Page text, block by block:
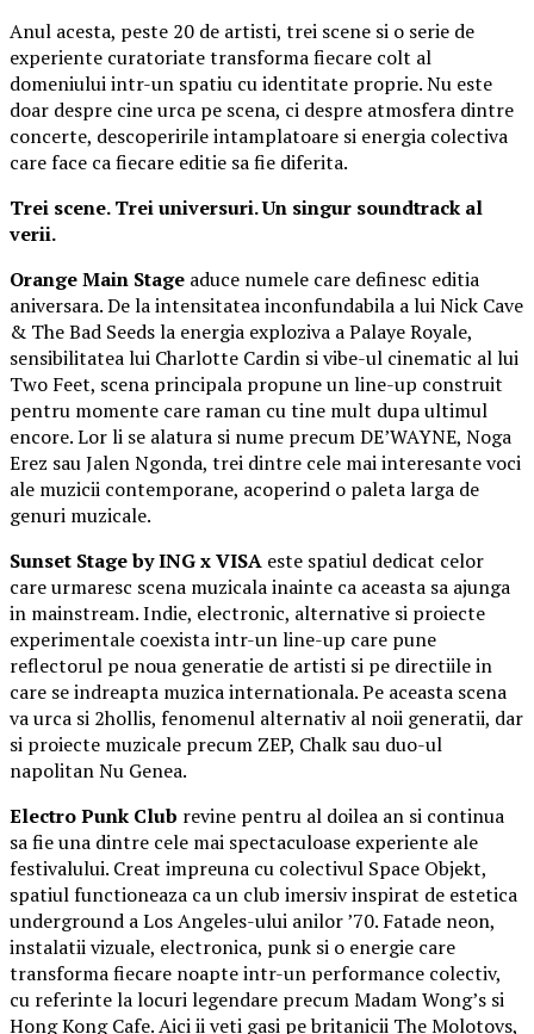
Anul acesta, peste 20 de artisti, trei scene si o serie de
experiente curatoriate transforma fiecare colt al
domeniului intr-un spatiu cu identitate proprie. Nu este
doar despre cine urca pe scena, ci despre atmosfera dintre
concerte, descoperirile intamplatoare si energia colectiva
care face ca fiecare editie sa fie diferita.
Trei scene. Trei universuri. Un singur soundtrack al
verii.
Orange Main Stage aduce numele care definesc editia
aniversara. De la intensitatea inconfundabila a lui Nick Cave
& The Bad Seeds la energia exploziva a Palaye Royale,
sensibilitatea lui Charlotte Cardin si vibe-ul cinematic al lui
Two Feet, scena principala propune un line-up construit
pentru momente care raman cu tine mult dupa ultimul
encore. Lor li se alatura si nume precum DE’WAYNE, Noga
Erez sau Jalen Ngonda, trei dintre cele mai interesante voci
ale muzicii contemporane, acoperind o paleta larga de
genuri muzicale.
Sunset Stage by ING x VISA este spatiul dedicat celor
care urmaresc scena muzicala inainte ca aceasta sa ajunga
in mainstream. Indie, electronic, alternative si proiecte
experimentale coexista intr-un line-up care pune
reflectorul pe noua generatie de artisti si pe directiile in
care se indreapta muzica internationala. Pe aceasta scena
va urca si 2hollis, fenomenul alternativ al noii generatii, dar
si proiecte muzicale precum ZEP, Chalk sau duo-ul
napolitan Nu Genea.
Electro Punk Club revine pentru al doilea an si continua
sa fie una dintre cele mai spectaculoase experiente ale
festivalului. Creat impreuna cu colectivul Space Objekt,
spatiul functioneaza ca un club imersiv inspirat de estetica
underground a Los Angeles-ului anilor ’70. Fatade neon,
instalatii vizuale, electronica, punk si o energie care
transforma fiecare noapte intr-un performance colectiv,
cu referinte la locuri legendare precum Madam Wong’s si
Hong Kong Cafe. Aici ii veti gasi pe britanicii The Molotovs,